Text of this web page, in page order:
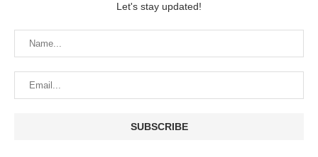
Let's stay updated!